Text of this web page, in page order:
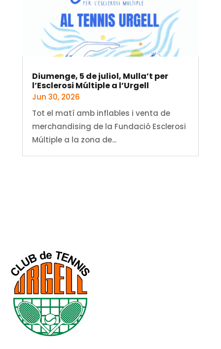
Diumenge, 5 de juliol, Mulla’t per
l’Esclerosi Múltiple a l’Urgell
Jun 30, 2026
Tot el matí amb inflables i venta de
merchandising de la Fundació Esclerosi
Múltiple a la zona de...